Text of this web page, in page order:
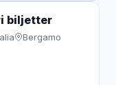
biljetter
Bergamo